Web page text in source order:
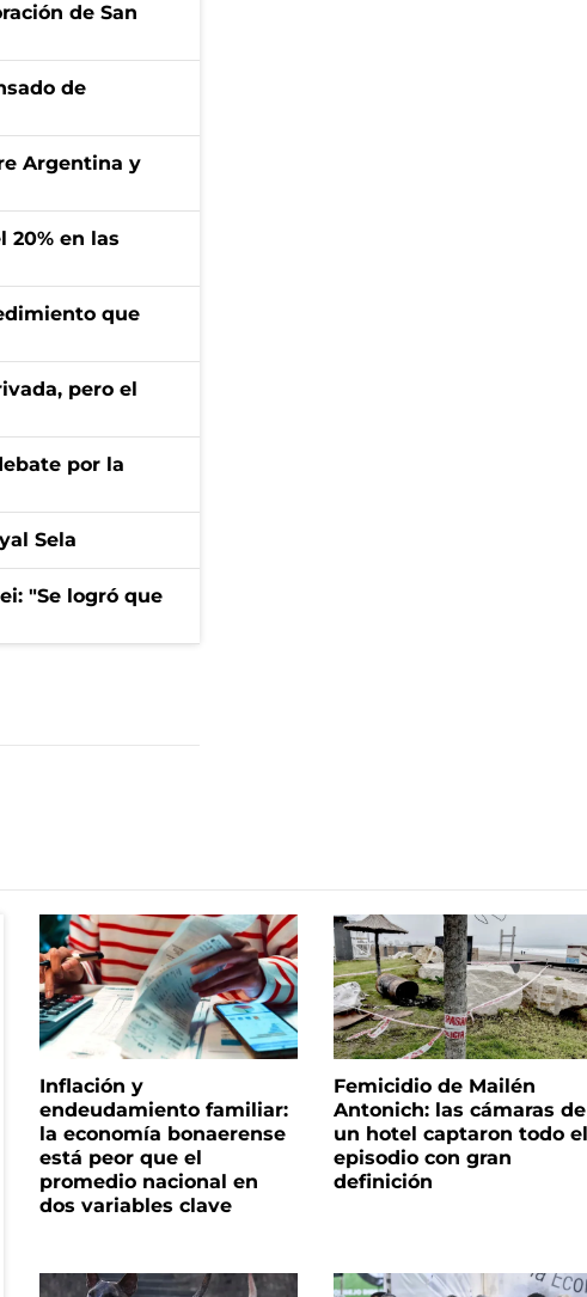
de San
de
Argentina y
20% en las
que
pero el
por la
Sela
"Se logró que
Inflación y
endeudamiento familiar:
la economía bonaerense
está peor que el
promedio nacional en
dos variables clave
Femicidio de Mailén
Antonich: las cámaras de
un hotel captaron todo el
episodio con gran
definición